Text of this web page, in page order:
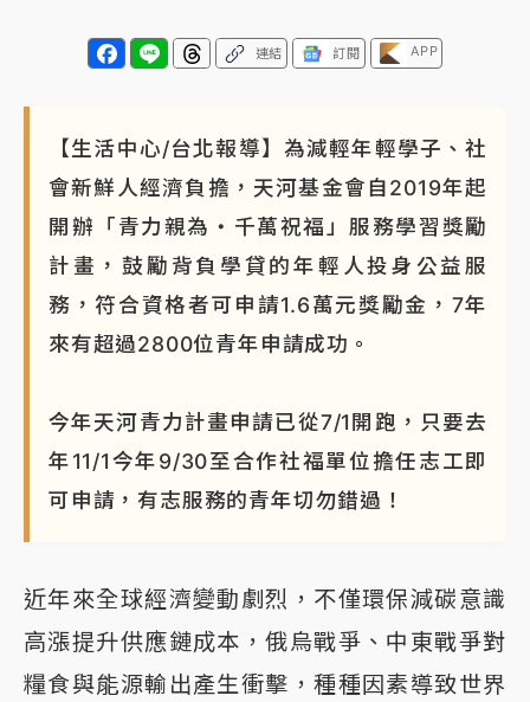
連結 訂閱 APP
【生活中心/台北報導】為減輕年輕學子、社
會新鮮人經濟負擔，天河基金會自2019年起
開辦「青力親為・千萬祝福」服務學習獎勵
計畫，鼓勵背負學貸的年輕人投身公益服
務，符合資格者可申請1.6萬元獎勵金，7年
來有超過2800位青年申請成功。
今年天河青力計畫申請已從7/1開跑，只要去
年11/1今年9/30至合作社福單位擔任志工即
可申請，有志服務的青年切勿錯過！
近年來全球經濟變動劇烈，不僅環保減碳意識
高漲提升供應鏈成本，俄烏戰爭、中東戰爭對
糧食與能源輸出產生衝擊，種種因素導致世界